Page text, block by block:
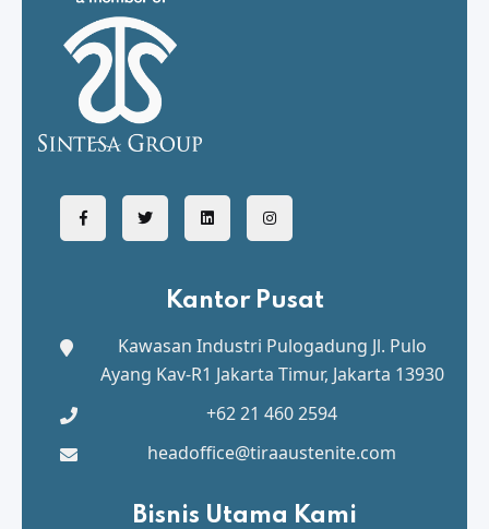
Kantor Pusat
Kawasan Industri Pulogadung Jl. Pulo
Ayang Kav-R1 Jakarta Timur, Jakarta 13930
+62 21 460 2594
headoffice@tiraaustenite.com
Bisnis Utama Kami